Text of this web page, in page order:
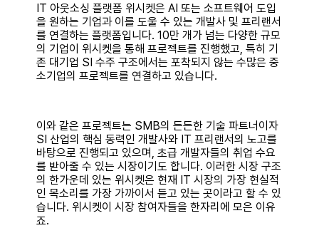
IT 아웃소싱 플랫폼 위시켓은 AI 또는 소프트웨어 도입
을 원하는 기업과 이를 도울 수 있는 개발사 및 프리랜서
를 연결하는 플랫폼입니다. 10만 개가 넘는 다양한 규모
의 기업이 위시켓을 통해 프로젝트를 진행했고, 특히 기
존 대기업 SI 수주 구조에서는 포착되지 않는 수많은 중
소기업의 프로젝트를 연결하고 있습니다.
이와 같은 프로젝트는 SMB의 든든한 기술 파트너이자
SI 산업의 핵심 동력인 개발사와 IT 프리랜서의 노고를
바탕으로 진행되고 있으며, 초급 개발자들의 취업 수요
를 받아줄 수 있는 시장이기도 합니다. 이러한 시장 구조
의 한가운데 있는 위시켓은 현재 IT 시장의 가장 현실적
인 목소리를 가장 가까이서 듣고 있는 곳이라고 할 수 있
습니다. 위시켓이 시장 참여자들을 한자리에 모은 이유
죠.